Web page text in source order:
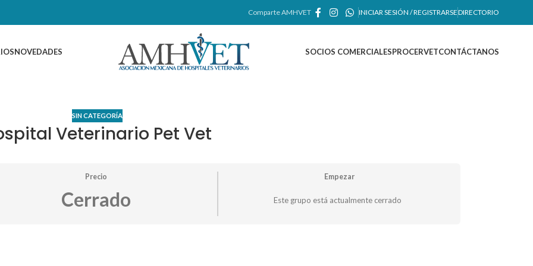
Comparte AMHVET INICIAR SESIÓN / REGISTRARSEDIRECTORIO
NOVEDADES SOCIOS COMERCIALESPROCERVETCONTÁCTANOS
SIN CATEGORÍA
Veterinario Pet Vet
Precio
Cerrado
Empezar
Este grupo está actualmente cerrado